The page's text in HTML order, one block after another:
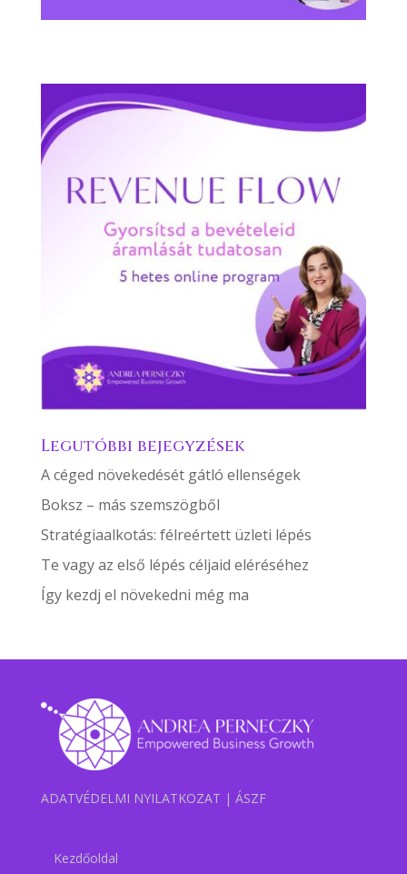
Legutóbbi bejegyzések
A céged növekedését gátló ellenségek
Boksz – más szemszögből
Stratégiaalkotás: félreértett üzleti lépés
Te vagy az első lépés céljaid eléréséhez
Így kezdj el növekedni még ma
ADATVÉDELMI NYILATKOZAT | ÁSZF
Kezdőoldal